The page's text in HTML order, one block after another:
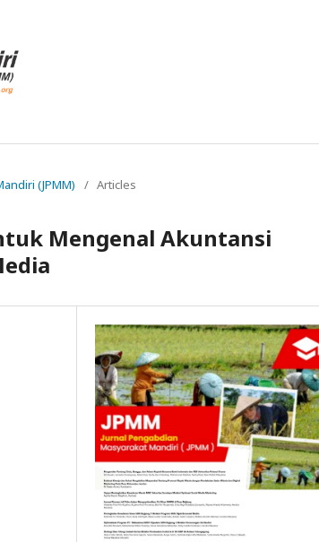
(JPMM) / Articles
Mengenal Akuntansi